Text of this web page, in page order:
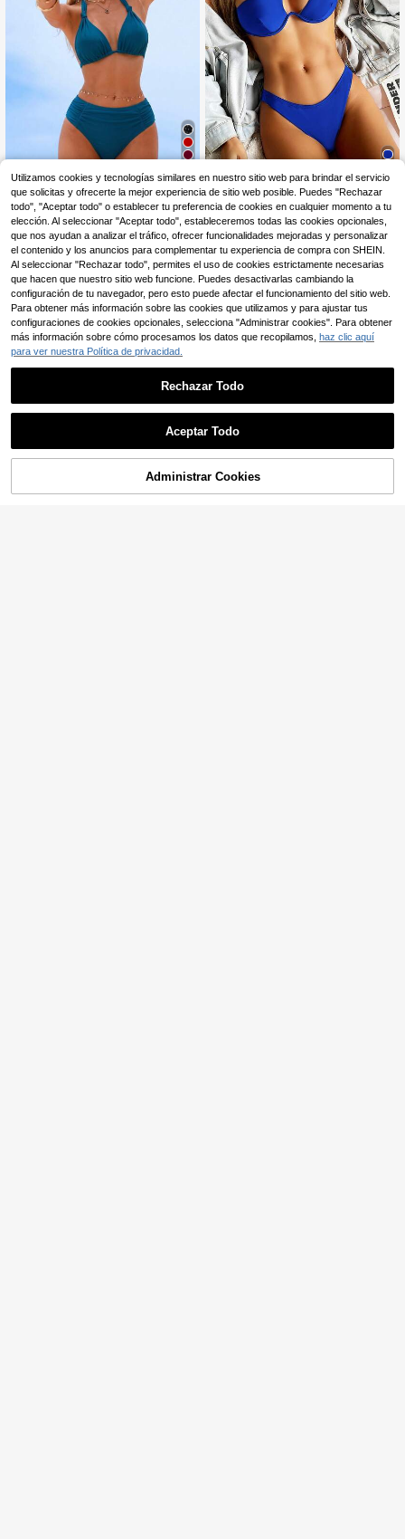
Conjunto de traje de baño de 2 piez
as nuevo de verano, bikini de unicol
or dulce con tirantes de espagueti y
lazo, estilo de vacaciones en la pla
ya
10 ,39€ 10,49€
Almacén UE Swim Basics Bikini sólid
o de corte alto y un hombro para pla
ya de verano
7 -15% 8,99€
AÑADIR A LA BOLSA
Utilizamos cookies y tecnologías similares en nuestro sitio web para brindar el servicio
que solicitas y ofrecerte la mejor experiencia de sitio web posible. Puedes "Rechazar
todo", "Aceptar todo" o establecer tu preferencia de cookies en cualquier momento a tu
elección. Al seleccionar "Aceptar todo", estableceremos todas las cookies opcionales,
que nos ayudan a analizar el tráfico, ofrecer funcionalidades mejoradas y personalizar
el contenido y los anuncios para complementar tu experiencia de compra con SHEIN.
Al seleccionar "Rechazar todo", permites el uso de cookies estrictamente necesarias
que hacen que nuestro sitio web funcione. Puedes desactivarlas cambiando la
configuración de tu navegador, pero esto puede afectar el funcionamiento del sitio web.
Para obtener más información sobre las cookies que utilizamos y para ajustar tus
configuraciones de cookies opcionales, selecciona "Administrar cookies". Para obtener
más información sobre cómo procesamos los datos que recopilamos, haz clic aquí
para ver nuestra Política de privacidad.
Rechazar Todo
Aceptar Todo
Administrar Cookies